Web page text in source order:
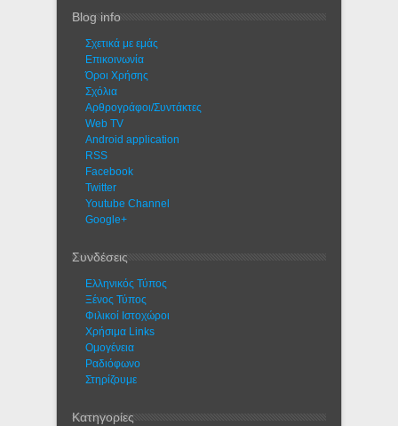
Blog info
Σχετικά με εμάς
Eπικοινωνία
Όροι Χρήσης
Σχόλια
Αρθρογράφοι/Συντάκτες
Web TV
Android application
RSS
Facebook
Twitter
Youtube Channel
Google+
Συνδέσεις
Ελληνικός Τύπος
Ξένος Τύπος
Φιλικοί Ιστοχώροι
Χρήσιμα Links
Ομογένεια
Ραδιόφωνο
Στηρίζουμε
Κατηγορίες